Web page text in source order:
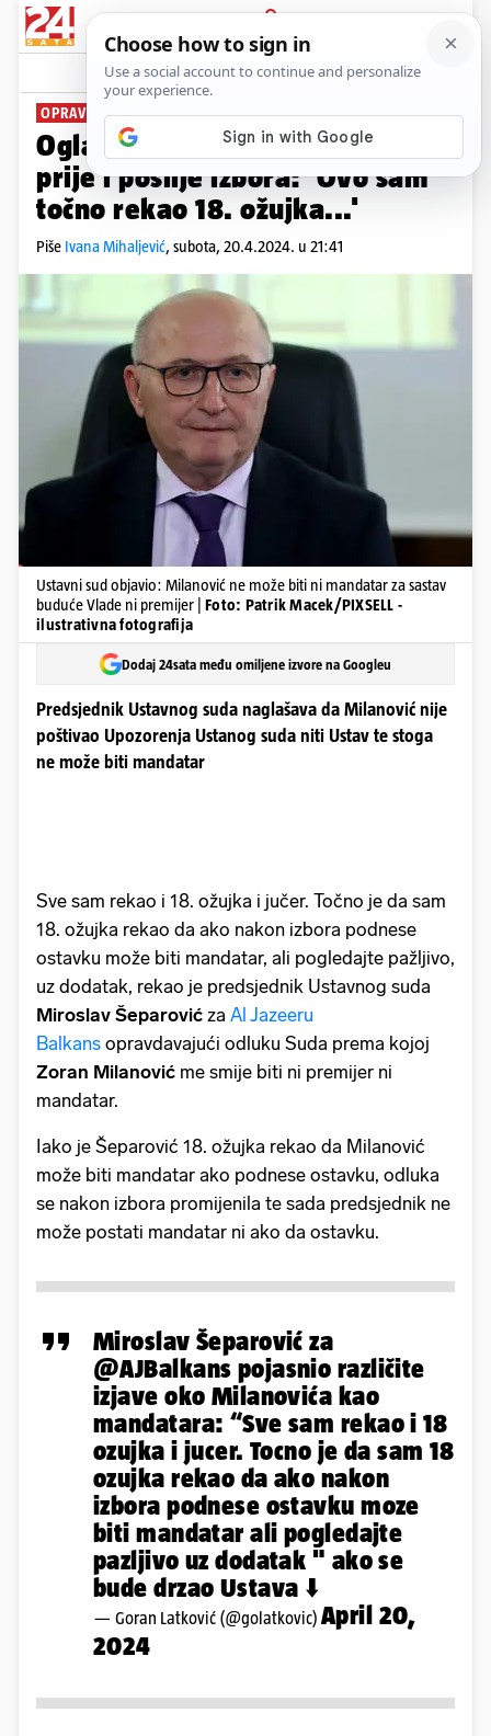
PRIJAVA
News Komentari
OPRAVDAVA ODLUKU
Oglasio se Šeparović o izjavama
prije i poslije izbora: 'Ovo sam
točno rekao 18. ožujka...'
Piše Ivana Mihaljević, subota, 20.4.2024. u 21:41
Ustavni sud objavio: Milanović ne može biti ni mandatar za sastav
buduće Vlade ni premijer | Foto: Patrik Macek/PIXSELL -
ilustrativna fotografija
Dodaj 24sata među omiljene izvore na Googleu
Predsjednik Ustavnog suda naglašava da Milanović nije
poštivao Upozorenja Ustanog suda niti Ustav te stoga
ne može biti mandatar
Sve sam rekao i 18. ožujka i jučer. Točno je da sam
18. ožujka rekao da ako nakon izbora podnese
ostavku može biti mandatar, ali pogledajte pažljivo,
uz dodatak, rekao je predsjednik Ustavnog suda
Miroslav Šeparović za Al Jazeeru
Balkans opravdavajući odluku Suda prema kojoj
Zoran Milanović me smije biti ni premijer ni
mandatar.
Iako je Šeparović 18. ožujka rekao da Milanović
može biti mandatar ako podnese ostavku, odluka
se nakon izbora promijenila te sada predsjednik ne
može postati mandatar ni ako da ostavku.
Miroslav Šeparović za
@AJBalkans pojasnio različite
izjave oko Milanovića kao
mandatara: “Sve sam rekao i 18
ozujka i jucer. Tocno je da sam 18
ozujka rekao da ako nakon
izbora podnese ostavku moze
biti mandatar ali pogledajte
pazljivo uz dodatak " ako se
bude drzao Ustava ⬇️
— Goran Latković (@golatkovic) April 20,
2024